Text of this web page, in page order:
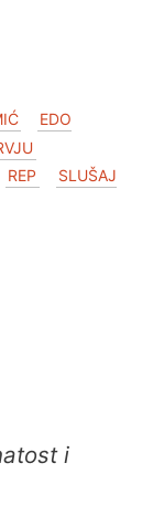
EDO
REP
SLUŠAJ
i